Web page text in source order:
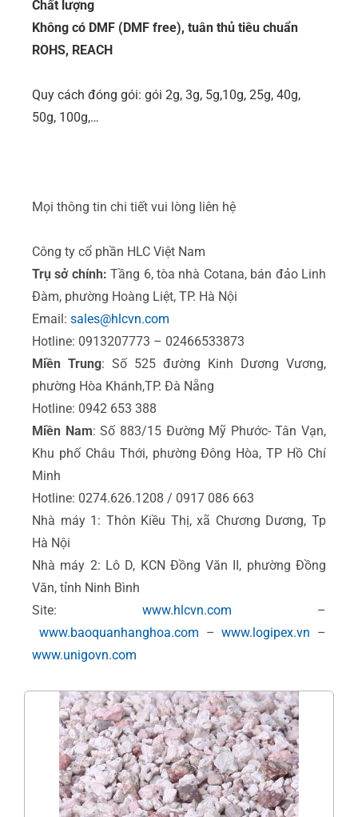
Chất lượng
Không có DMF (DMF free), tuân thủ tiêu chuẩn
ROHS, REACH
Quy cách đóng gói: gói 2g, 3g, 5g,10g, 25g, 40g,
50g, 100g,…
Mọi thông tin chi tiết vui lòng liên hệ
Công ty cổ phần HLC Việt Nam
Trụ sở chính: Tầng 6, tòa nhà Cotana, bán đảo Linh
Đàm, phường Hoàng Liệt, TP. Hà Nội
Email: sales@hlcvn.com
Hotline: 0913207773 – 02466533873
Miền Trung: Số 525 đường Kinh Dương Vương,
phường Hòa Khánh,TP. Đà Nẵng
Hotline: 0942 653 388
Miền Nam: Số 883/15 Đường Mỹ Phước- Tân Vạn,
Khu phố Châu Thới, phường Đông Hòa, TP Hồ Chí
Minh
Hotline: 0274.626.1208 / 0917 086 663
Nhà máy 1: Thôn Kiều Thị, xã Chương Dương, Tp
Hà Nội
Nhà máy 2: Lô D, KCN Đồng Văn II, phường Đồng
Văn, tỉnh Ninh Bình
Site: www.hlcvn.com –
www.baoquanhanghoa.com –www.logipex.vn –
www.unigovn.com